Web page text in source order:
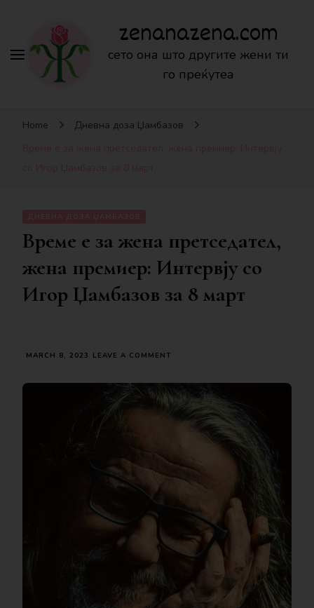
zenanazena.com
сето она што другите жени ти
го преќутеа
Home
Дневна доза Џамбазов
Време е за жена претседател,
жена премиер: Интервју со
Игор Џамбазов за 8 март
MARCH 8, 2023 LEAVE A COMMENT
ЗА
ЖЕНА
ПРЕТСЕДАТЕЛ,
ИГОР